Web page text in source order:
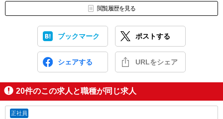
閲覧履歴を見る
ブックマーク ポストする
シェアする URLをシェア
20件のこの求人と職種が同じ求人
正社員